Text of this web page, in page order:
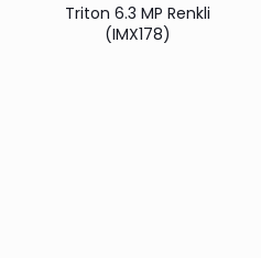
Triton 6.3 MP Renkli
(IMX178)